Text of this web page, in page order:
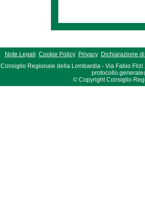
Note Legali Cookie Policy Privacy
Dichiarazione
Consiglio Regionale della Lombardia - Via Fabio Filzi
© Copyright Consiglio